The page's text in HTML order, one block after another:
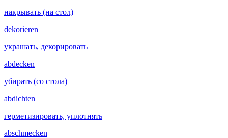
накрывать (на стол)
dekorieren
украшать, декорировать
abdecken
убирать (со стола)
abdichten
герметизировать, уплотнять
abschmecken